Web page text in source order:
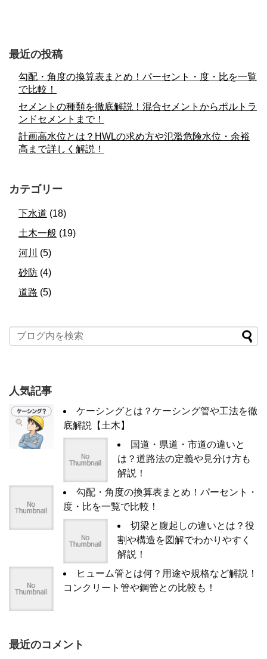
最近の投稿
勾配・角度の換算表まとめ！パーセント・度・比を一覧
で比較！
セメントの種類を徹底解説！混合セメントからポルトラ
ンドセメントまで！
計画高水位とは？HWLの求め方や氾濫危険水位・余裕
高まで詳しく解説！
カテゴリー
下水道 (18)
土木一般 (19)
河川
(5)
砂防 (4)
道路 (5)
人気記事
ケーシングとは？ケーシング管や工法を徹
底解説【土木】
国道・県道・市道の違いと
は？道路法の定義や見分け方も
解説！
勾配・角度の換算表まとめ！パーセント・
度・比を一覧で比較！
切梁と腹起しの違いとは？役
割や構造を図解でわかりやすく
解説！
ヒューム管とは何？用途や規格など解説！
コンクリート管や鋼管との比較も！
最近のコメント